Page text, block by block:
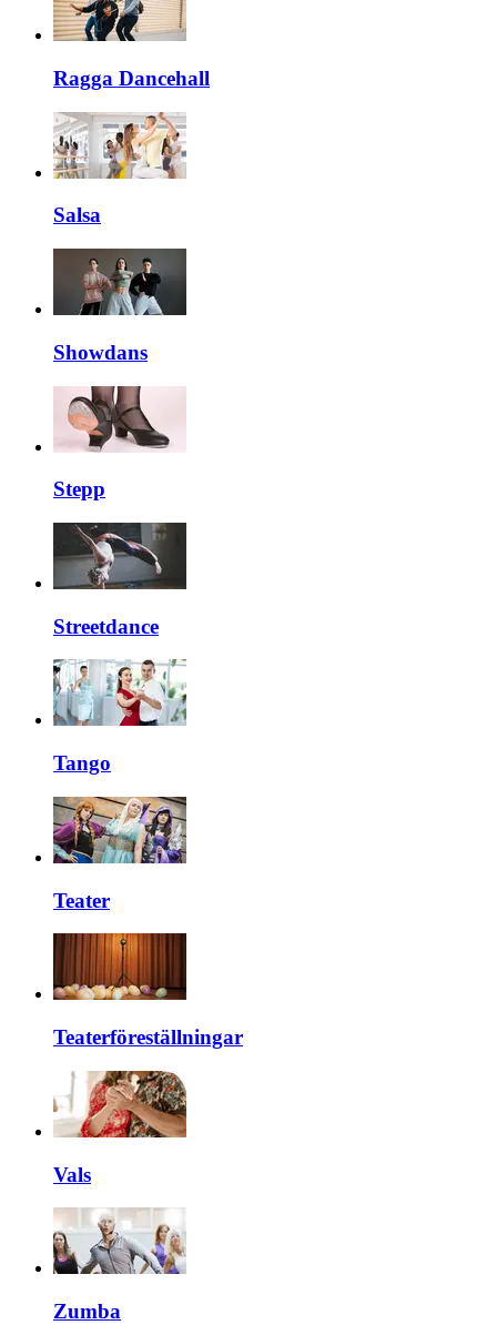
Ragga Dancehall
Salsa
Showdans
Stepp
Streetdance
Tango
Teater
Teaterföreställningar
Vals
Zumba